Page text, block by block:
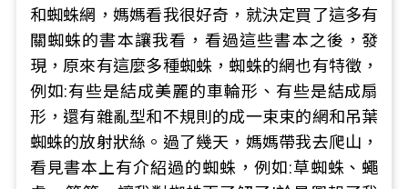
和蜘蛛網，媽媽看我很好奇，就決定買了這多有
關蜘蛛的書本讓我看，看過這些書本之後，發
現，原來有這麼多種蜘蛛，蜘蛛的網也有特徵，
例如:有些是結成美麗的車輪形、有些是結成扇
形，還有雜亂型和不規則的成一束束的網和吊葉
蜘蛛的放射狀絲。過了幾天，媽媽帶我去爬山，
看見書本上有介紹過的蜘蛛，例如:草蜘蛛、蠅